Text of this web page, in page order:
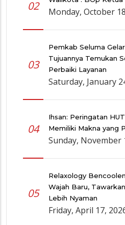
02 Monday, October
03
Pemkab Seluma
Tujuannya Temukan
Perbaiki Layanan
Saturday, January
04
Ihsan: Peringatan
Memiliki Makna yang
Sunday, November
05
Relaxology
Wajah Baru,
Lebih Nyaman
Friday, April 17,